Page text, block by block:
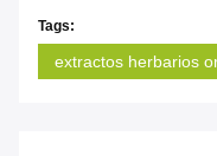
Tags:
extractos herbarios